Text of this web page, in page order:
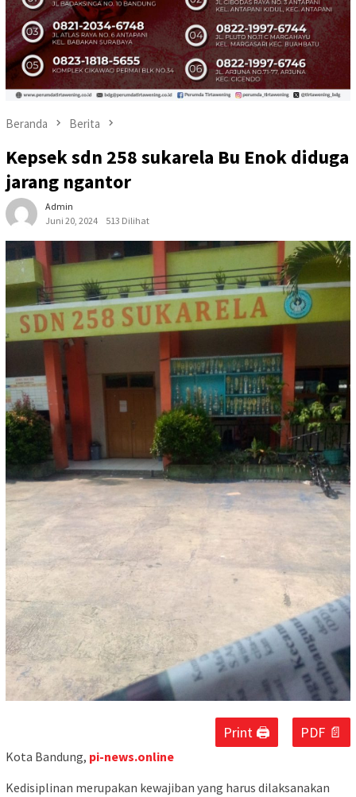
Beranda Berita
Kepsek sdn 258 sukarela Bu Enok diduga
jarang ngantor
Admin
Juni 20, 2024
513 Dilihat
Print 🖨 PDF 📄
Kota Bandung, pi-news.online
Kedisiplinan merupakan kewajiban yang harus dilaksanakan